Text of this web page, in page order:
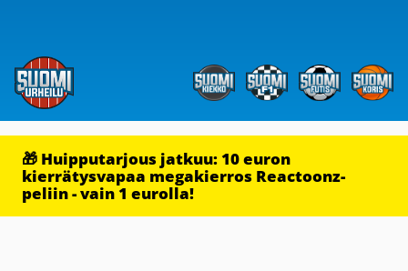
🎁 Huipputarjous jatkuu: 10 euron
kierrätysvapaa megakierros Reactoonz-
peliin - vain 1 eurolla!